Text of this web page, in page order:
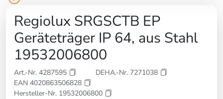
Regiolux SRGSCTB EP
Geräteträger IP 64, aus Stahl
19532006800
Art.-Nr. 4287595
DEHA.-Nr. 7271038
EAN 4020863506828
Hersteller-Nr. 19532006800